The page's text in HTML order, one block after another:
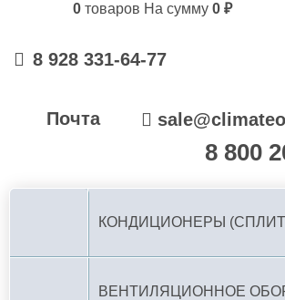
0 товаров На сумму 0 ₽
8 928 331-64-77
Почта
8 800
КОНДИЦИОНЕРЫ
ВЕНТИЛЯЦИОННОЕ